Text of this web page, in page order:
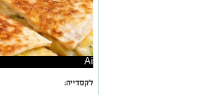
Ai
לקסדייה: